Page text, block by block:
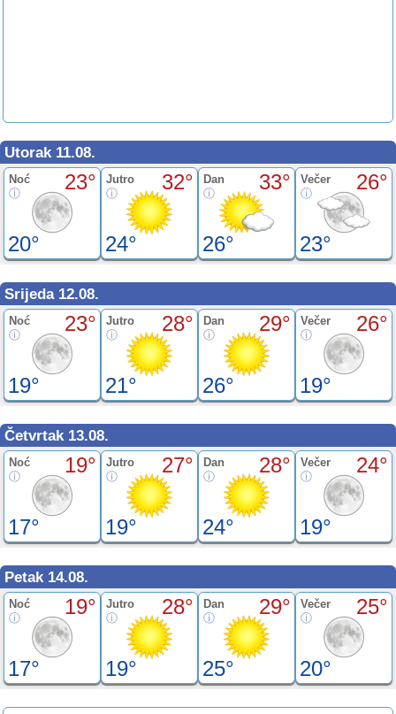
Utorak 11.08.
Noć 23°
20°
Jutro 32°
24°
Dan 33°
26°
Večer 26°
23°
Srijeda 12.08.
Noć 23°
19°
Jutro 28°
21°
Dan 29°
26°
Večer 26°
19°
Četvrtak 13.08.
Noć 19°
17°
Jutro 27°
19°
Dan 28°
24°
Večer 24°
19°
Petak 14.08.
Noć 19°
17°
Jutro 28°
19°
Dan 29°
25°
Večer 25°
20°